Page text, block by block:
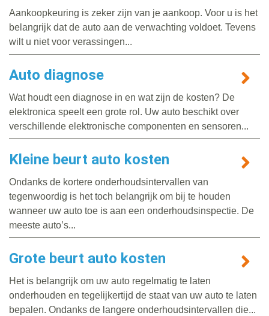
Aankoopkeuring is zeker zijn van je aankoop. Voor u is het
belangrijk dat de auto aan de verwachting voldoet. Tevens
wilt u niet voor verassingen...
Auto diagnose
Wat houdt een diagnose in en wat zijn de kosten? De
elektronica speelt een grote rol. Uw auto beschikt over
verschillende elektronische componenten en sensoren...
Kleine beurt auto kosten
Ondanks de kortere onderhoudsintervallen van
tegenwoordig is het toch belangrijk om bij te houden
wanneer uw auto toe is aan een onderhoudsinspectie. De
meeste auto’s...
Grote beurt auto kosten
Het is belangrijk om uw auto regelmatig te laten
onderhouden en tegelijkertijd de staat van uw auto te laten
bepalen. Ondanks de langere onderhoudsintervallen die...